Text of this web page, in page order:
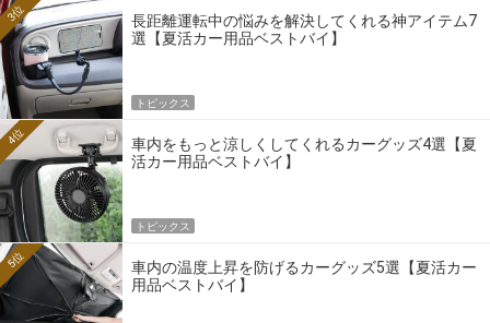
長距離運転中の悩みを解決してくれる神アイテム7
選【夏活カー用品ベストバイ】
3位
トピックス
車内をもっと涼しくしてくれるカーグッズ4選【夏
活カー用品ベストバイ】
4位
トピックス
車内の温度上昇を防げるカーグッズ5選【夏活カー
用品ベストバイ】
5位